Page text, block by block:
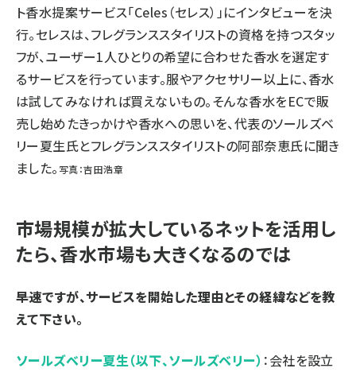
ト香水提案サービス「Celes（セレス）」にインタビューを決
行。セレスは、フレグランススタイリストの資格を持つスタッ
フが、ユーザー1人ひとりの希望に合わせた香水を選定す
るサービスを行っています。服やアクセサリー以上に、香水
は試してみなければ買えないもの。そんな香水をECで販
売し始めたきっかけや香水への思いを、代表のソールズベ
リー夏生氏とフレグランススタイリストの阿部奈恵氏に聞き
ました。 写真：吉田浩章
市場規模が拡大しているネットを活用し
たら、香水市場も大きくなるのでは
――早速ですが、サービスを開始した理由とその経緯などを教
えて下さい。
ソールズベリー夏生（以下、ソールズベリー） ：会社を設立